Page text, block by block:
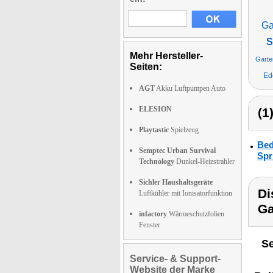
Mehr Hersteller-
Seiten:
AGTAkku Luftpumpen Auto
ELESION
Playtastic Spielzeug
Semptec Urban Survival
Technology Dunkel-Heizstrahler
Sichler Haushaltsgeräte
Luftkühler mit Ionisatorfunktion
infactory Wärmeschutzfolien
Fenster
Service- & Support-
Website der Marke